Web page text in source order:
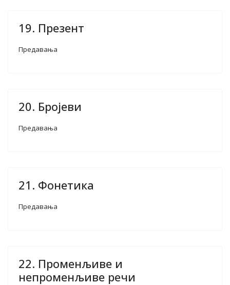
19. Презент
Предавања
20. Бројеви
Предавања
21. Фонетика
Предавања
22. Променљиве и
непроменљиве речи